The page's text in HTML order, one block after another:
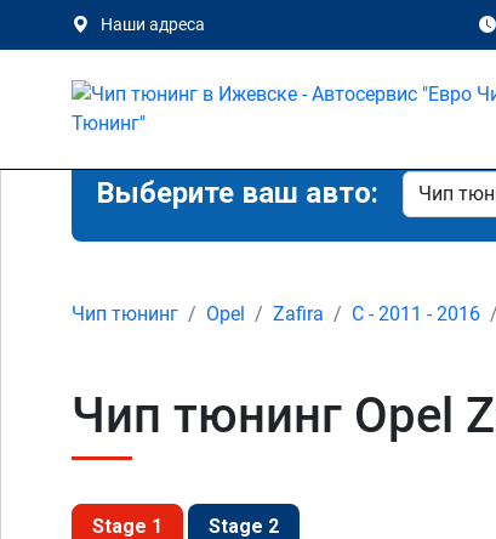
Наши адреса
Выберите ваш авто:
Чип тюнинг Opel Zafira C - 2011 - 2016
Чип тюнинг Opel
Stage 1 Stage 2